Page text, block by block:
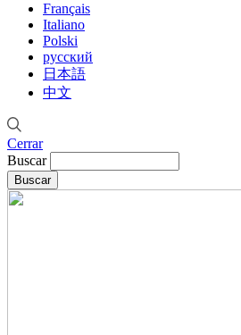
Français
Italiano
Polski
русский
日本語
中文
Cerrar
Buscar